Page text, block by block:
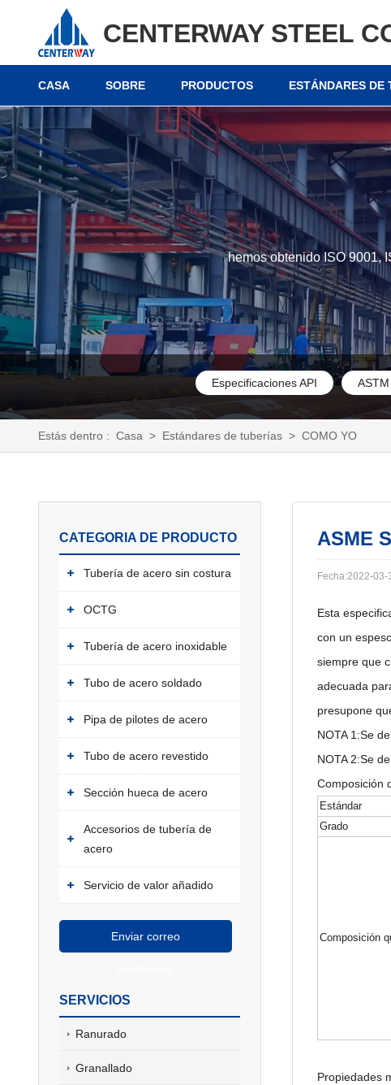
CENTERWAY STEEL
CASA SOBRE PRODUCTOS ESTÁNDARES DE
Especificaciones API ASTM
hemos obtenido ISO 9001,
Estás dentro : Casa > Estándares de tuberías > COMO YO
CATEGORIA DE PRODUCTO
Tubería de acero sin costura
OCTG
Tubería de acero inoxidable
Tubo de acero soldado
Pipa de pilotes de acero
Tubo de acero revestido
Sección hueca de acero
Accesorios de tubería de
acero
Servicio de valor añadido
Enviar correo
SERVICIOS
Ranurado
Granallado
ASME
Fecha:2022-03-
Esta
con un
siempre que
adecuada
presupone
NOTA 1:Se
NOTA 2:Se
Composición
Estándar
Grado
Composición
Propiedades